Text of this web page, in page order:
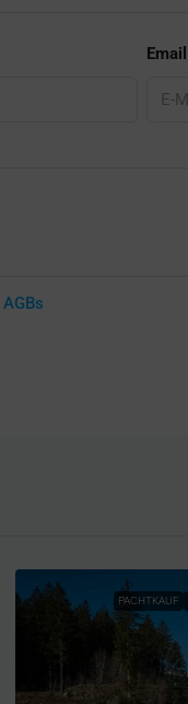
Email
AGBs
PACHTKAUF